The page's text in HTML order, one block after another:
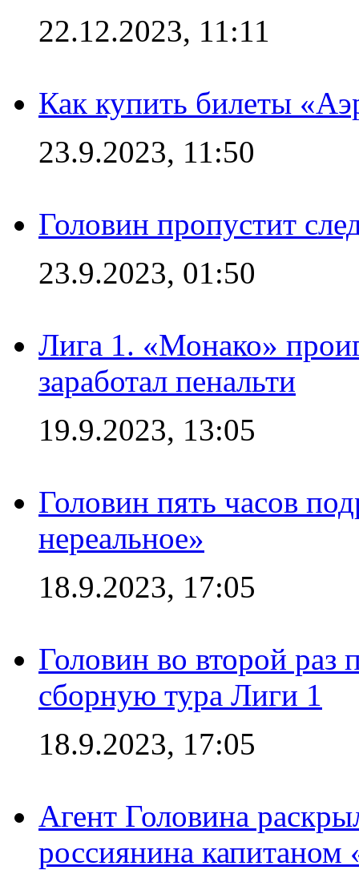
22.12.2023, 11:11
Как купить билеты
23.9.2023, 11:50
Головин пропустит
23.9.2023, 01:50
Лига 1. «Монако»
заработал пенальти
19.9.2023, 13:05
Головин пять часов
нереальное»
18.9.2023, 17:05
Головин во второй раз
сборную тура Лиги 1
18.9.2023, 17:05
Агент Головина
россиянина